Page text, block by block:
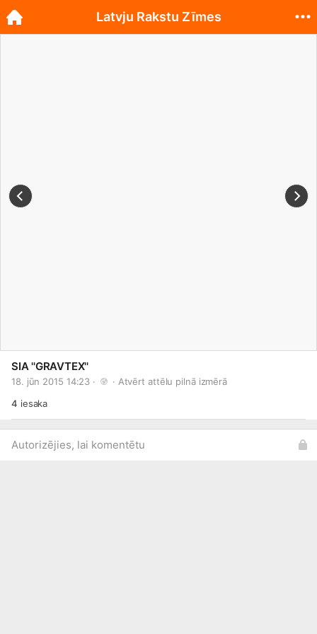
SIA ''GRAVTEX''
18. jūn 2015 14:23 · · Atvērt attēlu pilnā izmērā
4 iesaka
Autorizējies, lai komentētu
Latvju Rakstu Zīmes